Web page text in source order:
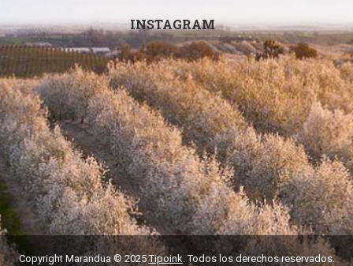
INSTAGRAM
Copyright Marandua © 2025Tipoink. Todos los derechos reservados.